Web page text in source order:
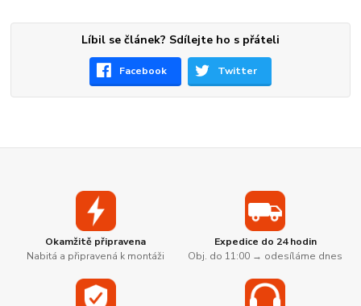
Líbil se článek? Sdílejte ho s přáteli
Facebook Twitter
Okamžitě připravena
Nabitá a připravená k montáži
Expedice do 24 hodin
Obj. do 11:00 → odesíláme dnes